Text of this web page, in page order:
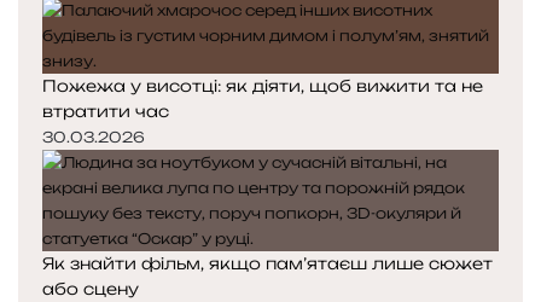
Пожежа у висотці: як діяти, щоб вижити та не
втратити час
30.03.2026
Як знайти фільм, якщо пам’ятаєш лише сюжет
або сцену